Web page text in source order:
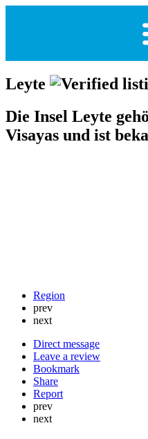
Leyte
Die Insel Leyte
Visayas und ist
Region
prev
next
Direct message
Leave a review
Bookmark
Share
Report
prev
next